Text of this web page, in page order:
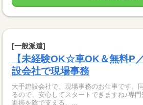
[一般派遣]
【未経験OK☆車OK＆無料P
設会社で現場事務
大手建設会社で、現場事務のお仕事です。
るので、安心してスタートできますね♪専
進捗を陰で支える、...